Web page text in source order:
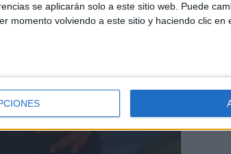
se aplicarán solo a este sitio web. Puede
momento volviendo a este sitio y haciendo clic en